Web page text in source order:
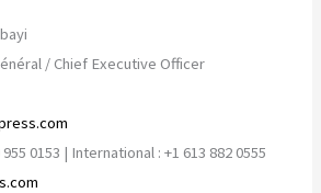
/ Chief Executive Officer
0153 | International : +1 613 882 0555